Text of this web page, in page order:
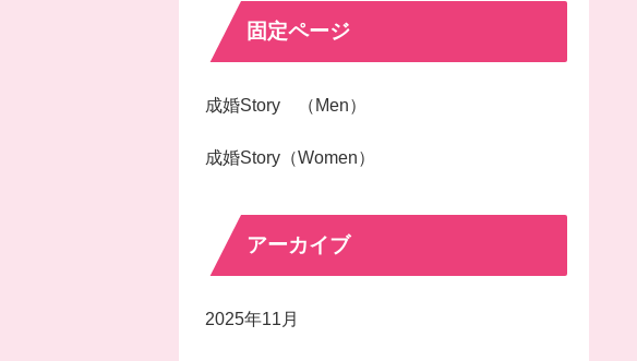
固定ページ
成婚Story （Men）
成婚Story（Women）
アーカイブ
2025年11月